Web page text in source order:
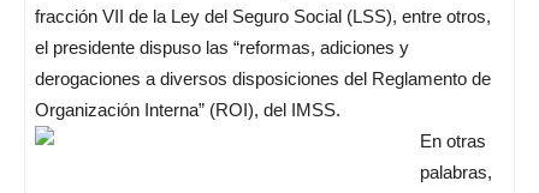
fracción VII de la Ley del Seguro Social (LSS), entre otros,
el presidente dispuso las “reformas, adiciones y
derogaciones a diversos disposiciones del Reglamento de
Organización Interna” (ROI), del IMSS.
En otras
palabras,